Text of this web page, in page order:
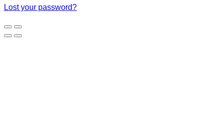
Lost your password?